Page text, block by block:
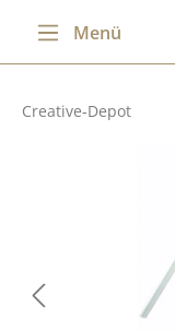
Menü
Creative-Depot